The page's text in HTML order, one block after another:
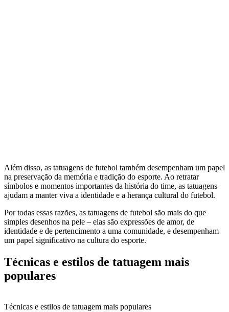
Além disso, as tatuagens de futebol também desempenham um papel
na preservação da memória e tradição do esporte. Ao retratar
símbolos e momentos importantes da história do time, as tatuagens
ajudam a manter viva a identidade e a herança cultural do futebol.
Por todas essas razões, as tatuagens de futebol são mais do que
simples desenhos na pele – elas são expressões de amor, de
identidade e de pertencimento a uma comunidade, e desempenham
um papel significativo na cultura do esporte.
Técnicas e estilos de tatuagem mais
populares
Técnicas e estilos de tatuagem mais populares